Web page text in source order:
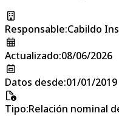
Responsable:Cabildo
Actualizado:08/06/2026
Datos desde:01/01/2019
Tipo:Relación nominal